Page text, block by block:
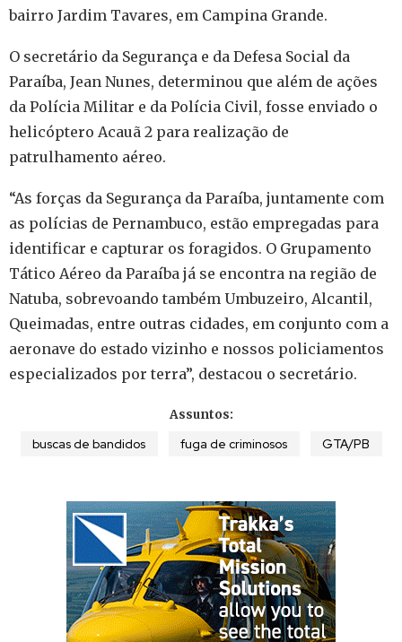
bairro Jardim Tavares, em Campina Grande.
O secretário da Segurança e da Defesa Social da
Paraíba, Jean Nunes, determinou que além de ações
da Polícia Militar e da Polícia Civil, fosse enviado o
helicóptero Acauã 2 para realização de
patrulhamento aéreo.
“As forças da Segurança da Paraíba, juntamente com
as polícias de Pernambuco, estão empregadas para
identificar e capturar os foragidos. O Grupamento
Tático Aéreo da Paraíba já se encontra na região de
Natuba, sobrevoando também Umbuzeiro, Alcantil,
Queimadas, entre outras cidades, em conjunto com a
aeronave do estado vizinho e nossos policiamentos
especializados por terra”, destacou o secretário.
Assuntos:
buscas de bandidos fuga de criminosos GTA/PB